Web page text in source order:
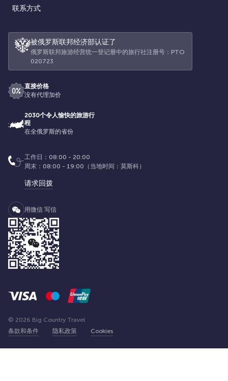
联系方式
被俄罗斯联邦经济部认证了
俄罗斯联邦旅游经营统一登记册中的旅行社注册号：РТО
020723
直接价格
没有代理加价
2030个令人愉快的旅游行
程
在全俄罗斯的省份
工作日：08:00 - 20:00
周末：08:00 - 19:00（当地时间：莫斯科）
请求回拨
用微信 写信
条款和条件 隐私政策 Cookies
© 2026 Big Country Travel